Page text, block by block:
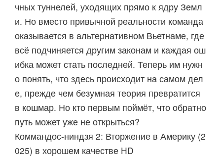
чных туннелей, уходящих прямо к ядру Земл
и. Но вместо привычной реальности команда
оказывается в альтернативном Вьетнаме, где
всё подчиняется другим законам и каждая ош
ибка может стать последней. Теперь им нужн
о понять, что здесь происходит на самом дел
е, прежде чем безумная теория превратится
в кошмар. Но кто первым поймёт, что обратно
путь может уже не открыться?
Коммандос-ниндзя 2: Вторжение в Америку (2
025) в хорошем качестве HD